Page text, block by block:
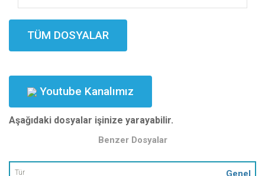
TÜM DOSYALAR
Youtube Kanalımız
Aşağıdaki dosyalar işinize yarayabilir.
Benzer Dosyalar
Tür Genel